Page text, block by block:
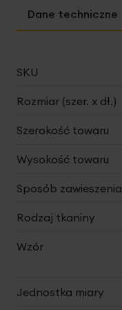
Więcej
SKU
Rozmiar (szer. x dł.)
Szerokość towaru
Wysokość towaru
Sposób zawieszenia
Rodzaj tkaniny
Wzór
Jednostka miary